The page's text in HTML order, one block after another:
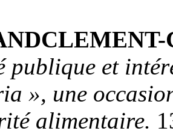
publique et
», une
alimentaire.